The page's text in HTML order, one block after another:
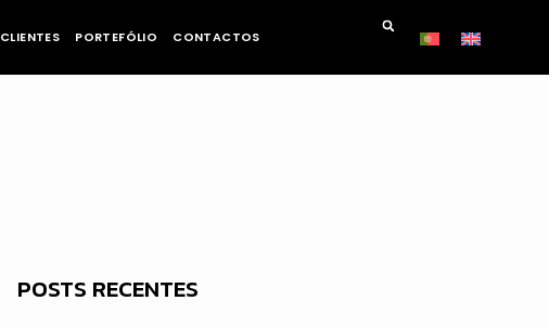
CLIENTES PORTEFÓLIO CONTACTOS
POSTS RECENTES